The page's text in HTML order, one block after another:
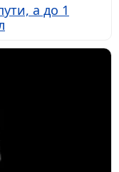
а до 1